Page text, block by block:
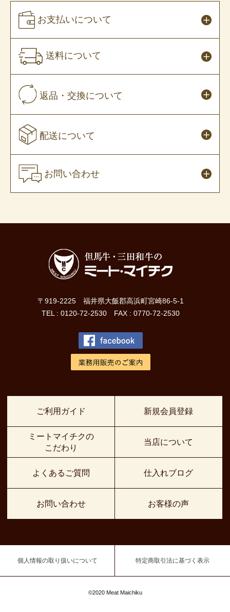
お支払いについて
送料について
返品・交換について
配送について
お問い合わせ
〒919-2225 福井県大飯郡高浜町宮崎86-5-1
TEL : 0120-72-2530 FAX : 0770-72-2530
ご利用ガイド
ミートマイチクの
こだわり
よくあるご質問
お問い合わせ
新規会員登録
当店について
仕入れブログ
お客様の声
個人情報の取り扱いについて 特定商取引法に基づく表示
©2020 Meat Maichiku